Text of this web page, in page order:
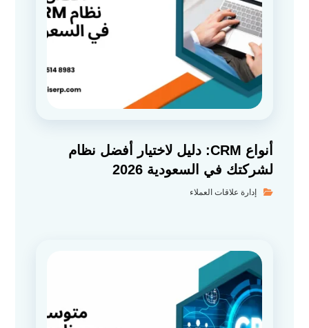
أنواع CRM: دليل لاختيار أفضل نظام
لشركتك في السعودية 2026
إدارة علاقات العملاء